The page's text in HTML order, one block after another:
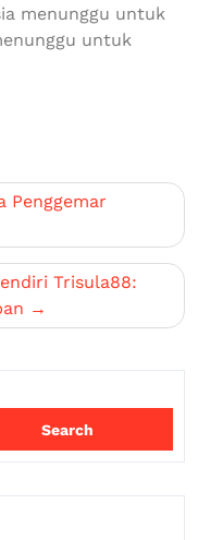
menunggu untuk
untuk
Penggemar
Trisula88:
Search